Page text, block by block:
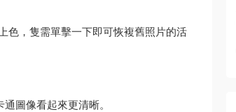
色，隻需單擊一下即可恢複舊照片的活
圖像看起來更清晰。